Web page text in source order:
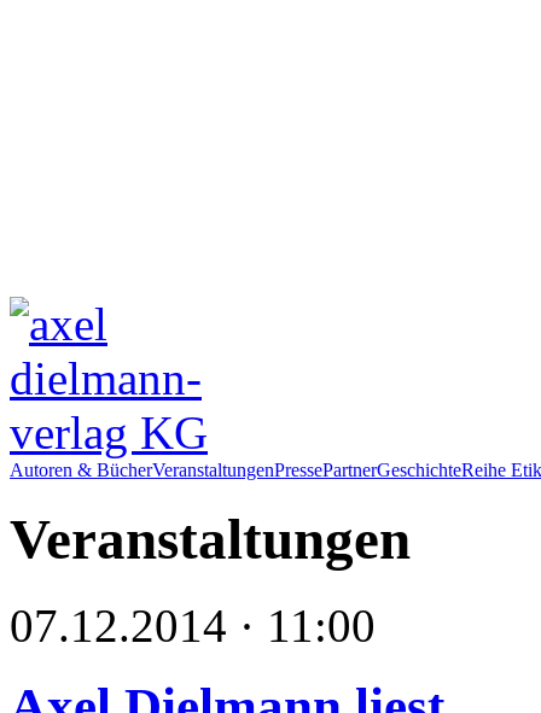
Autoren & BücherVeranstaltungenPressePartnerGeschichteReihe
Veranstaltungen
07.12.2014 · 11:00